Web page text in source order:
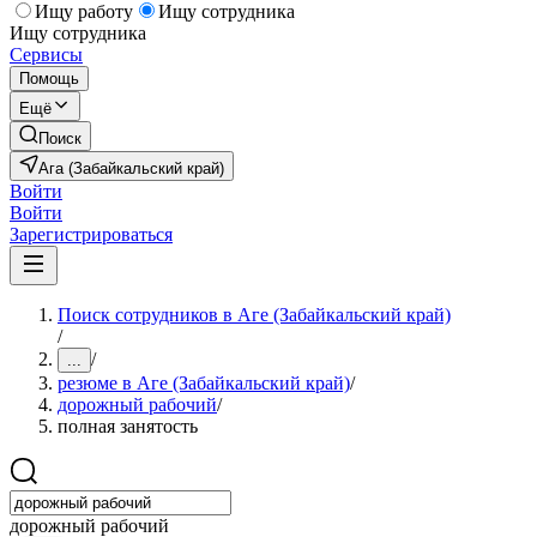
Ищу работу
Ищу сотрудника
Ищу сотрудника
Сервисы
Помощь
Ещё
Поиск
Ага (Забайкальский край)
Войти
Войти
Зарегистрироваться
Поиск сотрудников в Аге (Забайкальский край)
/
... /
резюме в Аге (Забайкальский край)/
дорожный рабочий/
полная занятость
дорожный рабочий